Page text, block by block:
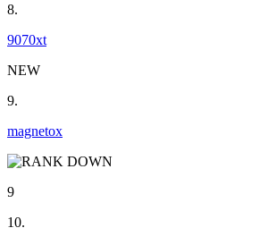
8.
9070xt
NEW
9.
magnetox
9
10.